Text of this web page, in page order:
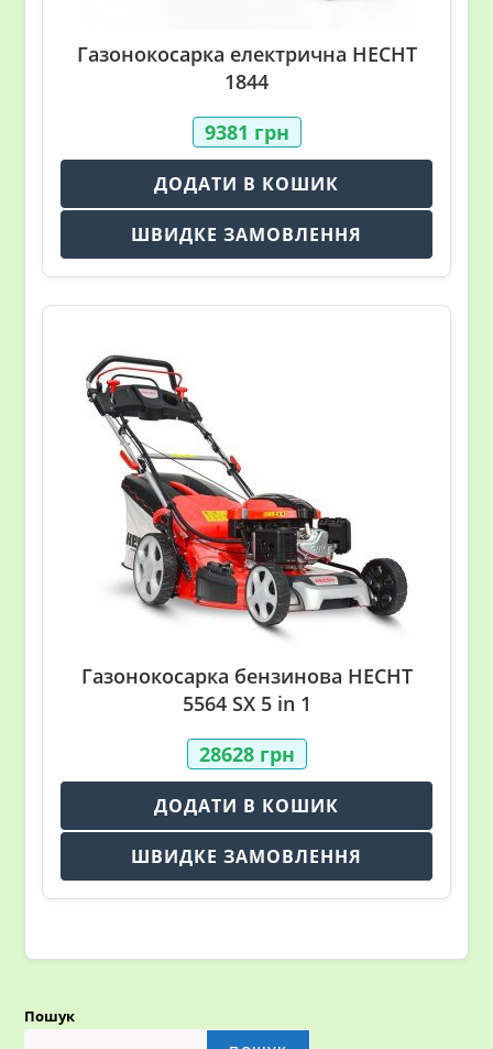
Газонокосарка електрична HECHT
1844
9381 грн
ДОДАТИ В КОШИК
ШВИДКЕ ЗАМОВЛЕННЯ
Газонокосарка бензинова HECHT
5564 SX 5 in 1
28628 грн
ДОДАТИ В КОШИК
ШВИДКЕ ЗАМОВЛЕННЯ
Пошук